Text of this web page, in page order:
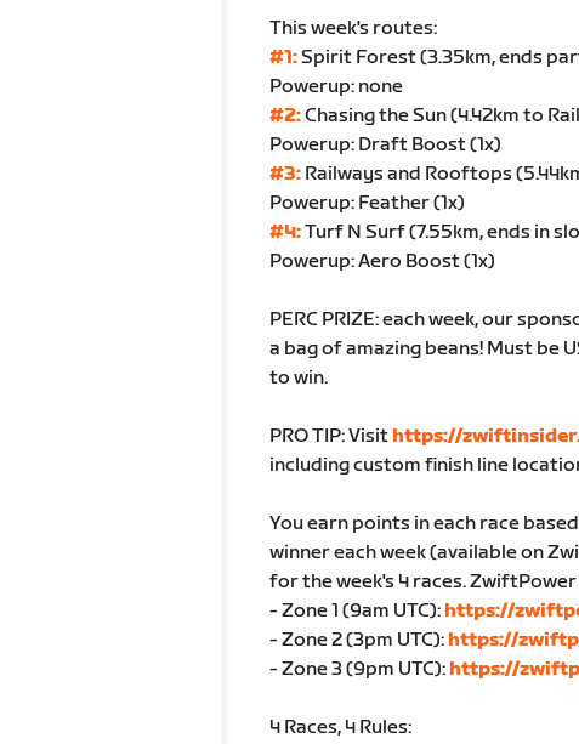
This week's routes:
#1:Spirit Forest (3.35km, ends
Powerup: none
#2:Chasing the Sun (4.42km to
Powerup: Draft Boost (1x)
#3:Railways and Rooftops
Powerup: Feather (1x)
#4:Turf N Surf (7.55km, ends in
Powerup: Aero Boost (1x)
PERC PRIZE: each week, our
a bag of amazing beans! Must be
to win.
PRO TIP: Visit https://
including custom finish line
You earn points in each race
winner each week (available on
for the week's 4 races. ZwiftPower
- Zone 1 (9am UTC): https://
- Zone 2 (3pm UTC): https://
- Zone 3 (9pm UTC): https://
4 Races, 4 Rules: